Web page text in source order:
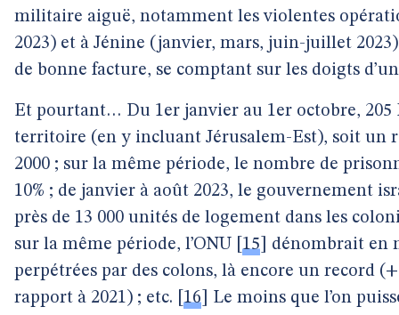
militaire aiguë, notamment les violentes
2023) et à Jénine (janvier, mars, juin-juillet
de bonne facture, se comptant sur les doigts
Et pourtant… Du 1er janvier au 1er octobre, 205
territoire (en y incluant Jérusalem-Est), soit un
2000 ; sur la même période, le nombre de
10% ; de janvier à août 2023, le gouvernement
près de 13 000 unités de logement dans les
sur la même période, l’ONU
15
dénombrait en
perpétrées par des colons, là encore un record
rapport à 2021) ; etc.
16
Le moins que l’on